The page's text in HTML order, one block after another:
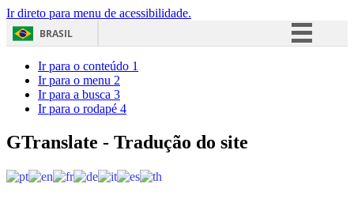
Ir direto para menu de acessibilidade.
BRASIL
Acesso à informação
Ir para o conteúdo 1
Ir para o menu 2
Ir para a busca 3
Ir para o rodapé 4
GTranslate - Tradução do site